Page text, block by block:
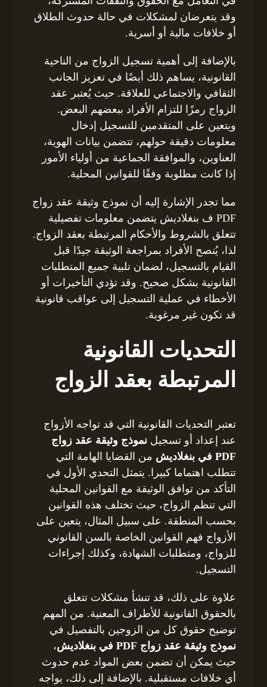
وقد يتعرضان لمشكلات في حالة حدوث الطلاق
أو خلافات مالية أو أسرية.
بالإضافة إلى أهمية تسجيل الزواج من الناحية
القانونية، يساهم ذلك أيضًا في تعزيز الجانب
الثقافي والاجتماعي للعلاقة. حيث يُعتبر عقد
الزواج رمزًا للتزام الأفراد ببعضهم البعض.
ويتعين على المتقدمين للتسجيل إدخال
معلومات دقيقة حولهم، تتضمن بيانات الهوية،
العناوين، والموافقة الجماعية من أولياء الأمور
إذا كانت مطلوبة وفقًا للقوانين المحلية.
مما تجدر الإشارة إليه أن نموذج وثيقة عقد زواج
PDF ف بنغلاديش يتضمن معلومات تفصيلية
تتعلق بالشروط والأحكام المرتبطة بعقد الزواج.
لذا، يُنصح الأفراد بمراجعة الوثيقة جيدًا قبل
القيام بالتسجيل، لضمان تلبية جميع المتطلبات
القانونية بشكل صحيح. وقد تؤدي التأخيرات أو
الأخطاء في عملية التسجيل إلى عواقب قانونية
قد تكون غير مرغوبة.
التحديات القانونية
المرتبطة بعقد الزواج
تعتبر التحديات القانونية التي قد تواجه الأزواج
عند إعداد أو تسجيلنموذج وثيقة عقد زواج
PDF في بنغلاديش
من القضايا الهامة التي
تتطلب اهتماما كبيرا. يتمثل التحدي الأول في
التأكد من توافق الوثيقة مع القوانين المحلية
التي تنظم الزواج، حيث تختلف هذه القوانين
بحسب المنطقة. على سبيل المثال، يتعين على
الأزواج فهم القوانين الخاصة بالسن القانوني
للزواج، ومتطلبات الشهادة، وكذلك إجراءات
التسجيل.
علاوة على ذلك، قد تنشأ مشكلات تتعلق
بالحقوق القانونية للأطراف المعنية. من المهم
توضيح حقوق كل من الزوجين بالتفصيل في
نموذج وثيقة عقد زواج PDF في بنغلاديش
،
حيث يمكن أن تضمن بعض المواد عدم حدوث
أي خلافات مستقبلية. بالإضافة إلى ذلك، يواجه